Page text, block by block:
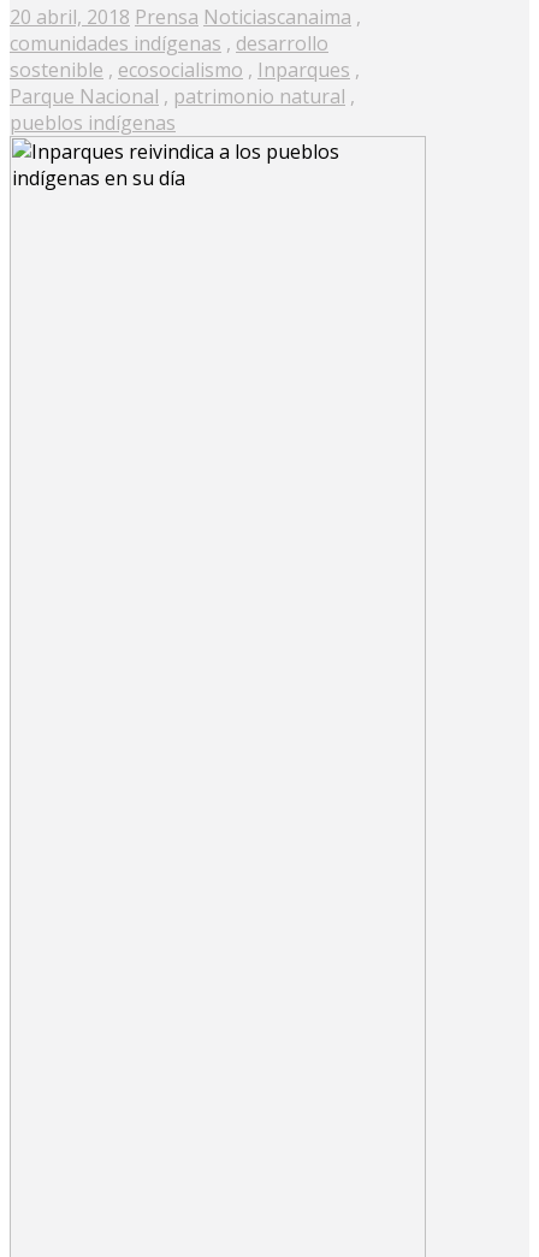
Posted
on
20 abril, 2018 Prensa Noticiascanaima ,
comunidades indígenas , desarrollo
sostenible , ecosocialismo , Inparques ,
Parque Nacional , patrimonio natural ,
pueblos indígenas